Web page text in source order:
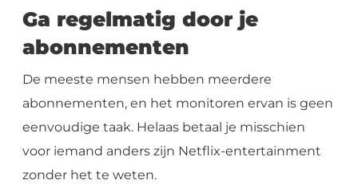
Ga regelmatig door je
abonnementen
De meeste mensen hebben meerdere
abonnementen, en het monitoren ervan is geen
eenvoudige taak. Helaas betaal je misschien
voor iemand anders zijn Netflix-entertainment
zonder het te weten.